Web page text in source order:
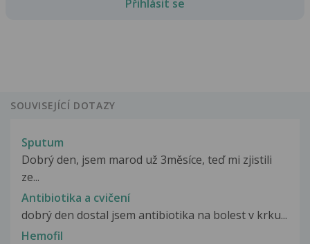
Přihlásit se
SOUVISEJÍCÍ DOTAZY
Sputum
Dobrý den, jsem marod už 3měsíce, teď mi zjistili
ze...
Antibiotika a cvičení
dobrý den dostal jsem antibiotika na bolest v krku...
Hemofil